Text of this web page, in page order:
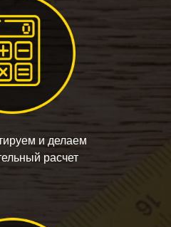
и делаем
расчет